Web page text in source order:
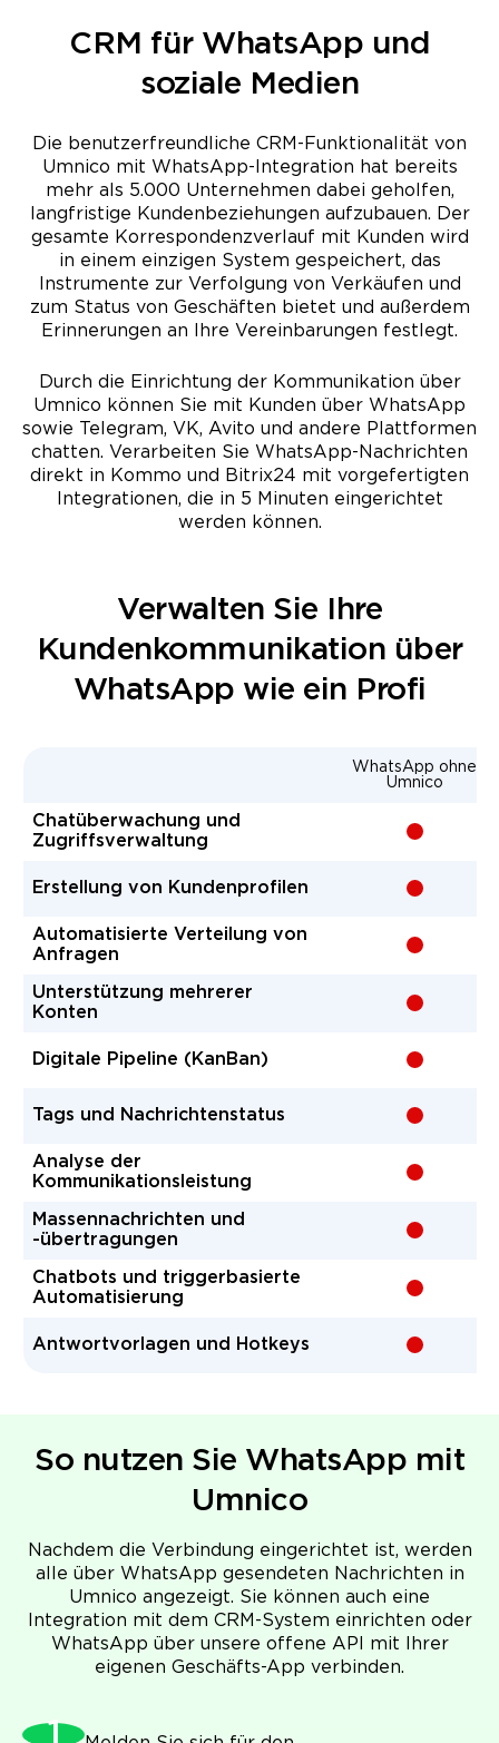
CRM für WhatsApp und
soziale Medien
Die benutzerfreundliche CRM-Funktionalität von
Umnico mit WhatsApp-Integration hat bereits
mehr als 5.000 Unternehmen dabei geholfen,
langfristige Kundenbeziehungen aufzubauen. Der
gesamte Korrespondenzverlauf mit Kunden wird
in einem einzigen System gespeichert, das
Instrumente zur Verfolgung von Verkäufen und
zum Status von Geschäften bietet und außerdem
Erinnerungen an Ihre Vereinbarungen festlegt.
Durch die Einrichtung der Kommunikation über
Umnico können Sie mit Kunden über WhatsApp
sowie Telegram, VK, Avito und andere Plattformen
chatten. Verarbeiten Sie WhatsApp-Nachrichten
direkt in Kommo und Bitrix24 mit vorgefertigten
Integrationen, die in 5 Minuten eingerichtet
werden können.
Verwalten Sie Ihre
Kundenkommunikation über
WhatsApp wie ein Profi
WhatsApp ohne
Umnico
Chatüberwachung und
Zugriffsverwaltung
-
Erstellung von Kundenprofilen -
Automatisierte Verteilung von
Anfragen
-
Unterstützung mehrerer
Konten
-
Digitale Pipeline (KanBan) -
Tags und Nachrichtenstatus -
Analyse der
Kommunikationsleistung
-
Massennachrichten und
-übertragungen
-
Chatbots und triggerbasierte
Automatisierung
-
Antwortvorlagen und Hotkeys -
So nutzen Sie WhatsApp mit
Umnico
Nachdem die Verbindung eingerichtet ist, werden
alle über WhatsApp gesendeten Nachrichten in
Umnico angezeigt. Sie können auch eine
Integration mit dem CRM-System einrichten oder
WhatsApp über unsere offene API mit Ihrer
eigenen Geschäfts-App verbinden.